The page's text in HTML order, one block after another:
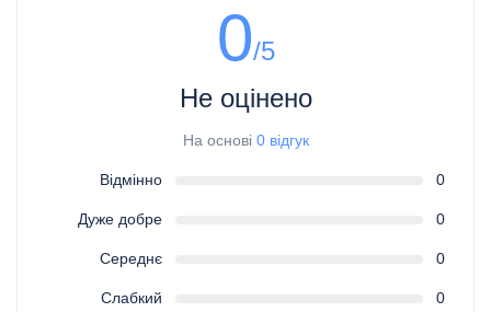
0/5
Не оцінено
На основі 0 відгук
Відмінно 0
Дуже добре 0
Середнє 0
Слабкий 0